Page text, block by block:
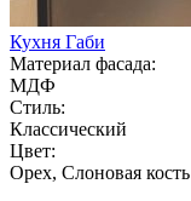
Кухня Габи
Материал фасада:
МДФ
Стиль:
Классический
Цвет:
Орех, Слоновая кость